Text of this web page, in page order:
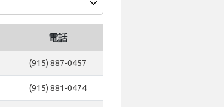
電話
(915) 887-0457
(915) 881-0474